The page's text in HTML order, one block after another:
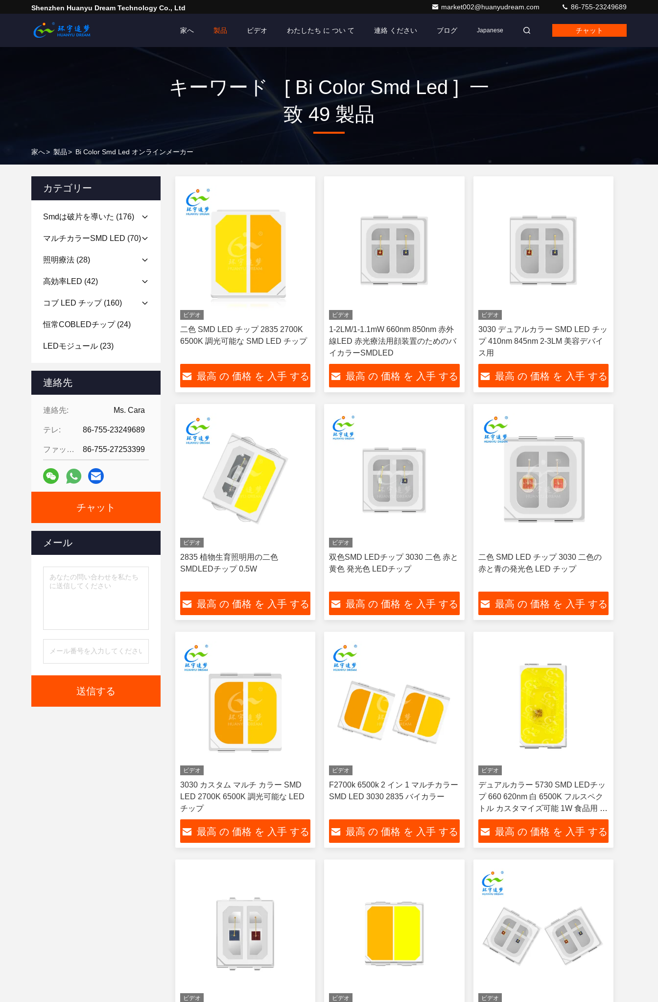
Shenzhen Huanyu Dream Technology Co., Ltd market002@huanyudream.com 86-755-23249689
家へ 製品 ビデオ わたしたち に つい て 連絡 ください ブログ Japanese チャット
キーワード [ Bi Color Smd Led ] 一
致 49 製品
家へ> 製品> Bi Color Smd Led オンラインメーカー
カテゴリー
Smdは破片を導いた (176)
マルチカラーSMD LED (70)
照明療法 (28)
高効率LED (42)
コブ LED チップ(160)
恒常COBLEDチップ(24)
LEDモジュール (23)
連絡先
連絡先: Ms. Cara
テレ: 86-755-23249689
ファックス: 86-755-27253399
チャット
メール
送信する
ビデオ
二色 SMD LED チップ 2835 2700K
6500K 調光可能な SMD LED チップ
最高 の 価格 を 入手 する
ビデオ
1-2LM/1-1.1mW 660nm 850nm 赤外
線LED 赤光療法用顔装置のためのバ
イカラーSMDLED
最高 の 価格 を 入手 する
ビデオ
3030 デュアルカラー SMD LED チッ
プ 410nm 845nm 2-3LM 美容デバイ
ス用
最高 の 価格 を 入手 する
ビデオ
2835 植物生育照明用の二色
SMDLEDチップ 0.5W
最高 の 価格 を 入手 する
ビデオ
双色SMD LEDチップ 3030 二色 赤と
黄色 発光色 LEDチップ
最高 の 価格 を 入手 する
二色 SMD LED チップ 3030 二色の
赤と青の発光色 LED チップ
最高 の 価格 を 入手 する
ビデオ
3030 カスタム マルチ カラー SMD
LED 2700K 6500K 調光可能な LED
チップ
最高 の 価格 を 入手 する
ビデオ
F2700k 6500k 2 イン 1 マルチカラー
SMD LED 3030 2835 バイカラー
最高 の 価格 を 入手 する
ビデオ
デュアルカラー 5730 SMD LEDチッ
プ 660 620nm 白 6500K フルスペク
トル カスタマイズ可能 1W 食品用 充
填灯 肉装飾照明
最高 の 価格 を 入手 する
ビデオ ビデオ ビデオ